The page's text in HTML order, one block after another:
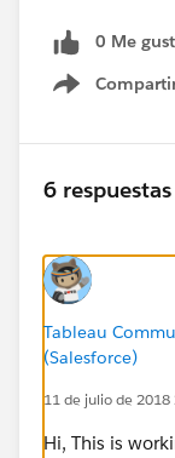
0 Me
Show menu
6 respuestas
Tableau
(Salesforce)
11 de julio de 2018
Hi, This is